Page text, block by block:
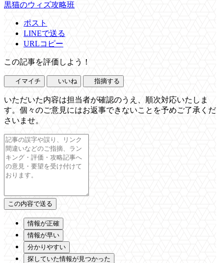
黒猫のウィズ攻略班
ポスト
LINEで送る
URLコピー
この記事を評価しよう！
イマイチ いいね 指摘する
いただいた内容は担当者が確認のうえ、順次対応いたしま
す。個々のご意見にはお返事できないことを予めご了承くだ
さいませ。
情報が正確
情報が早い
分かりやすい
探していた情報が見つかった